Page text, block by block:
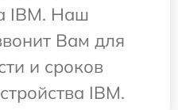
IBM. Наш
Вам для
и сроков
IBM.